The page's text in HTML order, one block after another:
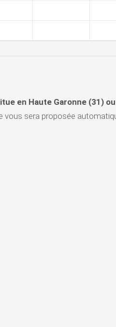
en Haute Garonne (31)
vous sera proposée